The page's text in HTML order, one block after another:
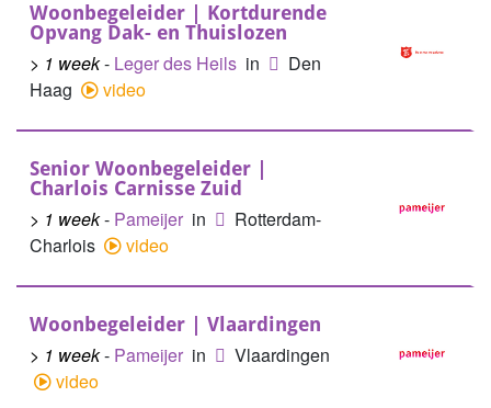
Woonbegeleider | Kortdurende
Opvang Dak- en Thuislozen
> 1 week- Leger des Heils in
Den
Haag
video
Senior Woonbegeleider |
Charlois Carnisse Zuid
> 1 week- Pameijer in
Rotterdam-
Charlois
video
Woonbegeleider | Vlaardingen
> 1 week- Pameijer in
Vlaardingen
video